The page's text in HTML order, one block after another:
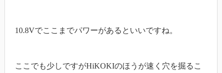
10.8Vでここまでパワーがあるといいですね。
ここでも少しですがHiKOKIのほうが速く穴を掘るこ